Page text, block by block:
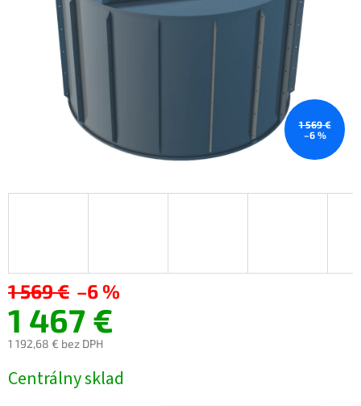
1 569 €
–6 %
1 569 € –6 %
1 467 €
1 192,68 € bez DPH
cena:
Centrálny sklad